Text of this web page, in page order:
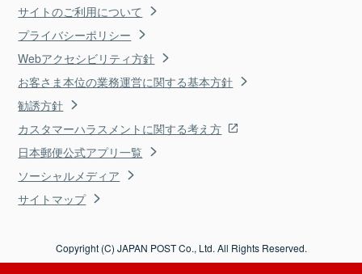
サイトのご利用について
プライバシーポリシー
Webアクセシビリティ方針
お客さま本位の業務運営に関する基本方針
勧誘方針
カスタマーハラスメントに関する考え方
日本郵便公式アプリ一覧
ソーシャルメディア
サイトマップ
Copyright (C) JAPAN POST Co., Ltd. All Rights Reserved.